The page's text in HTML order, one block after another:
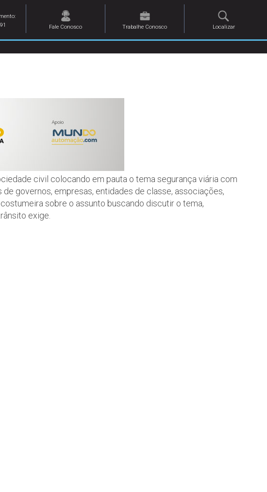
Fale Conosco Trabalhe Conosco Localizar
civil colocando em pauta o tema segurança viária com
governos, empresas, entidades de classe, associações,
sobre o assunto buscando discutir o tema,
exige.